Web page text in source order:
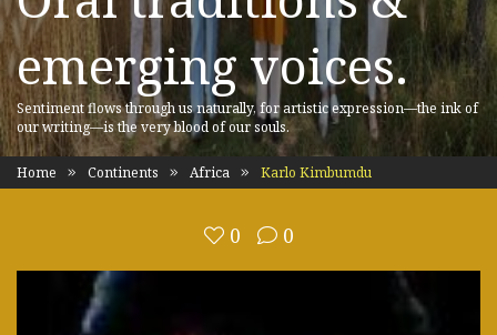
emerging voices.
Sentiment flows through us naturally, for artistic expression—the ink of
our writing—is the very blood of our souls.
Home Continents Africa Karlo Kimbumdu
0 0